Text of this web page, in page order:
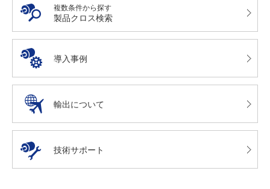
複数条件から探す
製品クロス検索
導入事例
輸出について
技術サポート